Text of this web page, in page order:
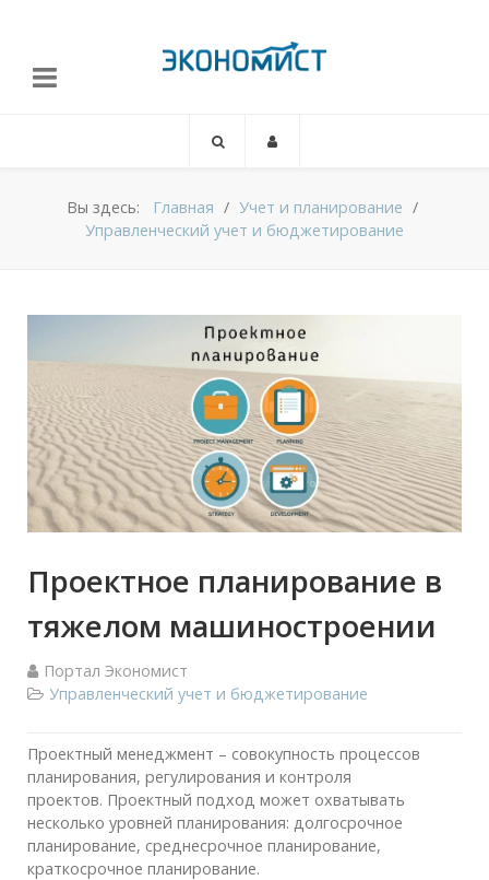
Вы здесь: Главная
Учет и планирование
Управленческий учет и бюджетирование
Проектное планирование в
тяжелом машиностроении
Портал Экономист
Управленческий учет и бюджетирование
Проектный менеджмент – совокупность процессов
планирования, регулирования и контроля
проектов. Проектный подход может охватывать
несколько уровней планирования: долгосрочное
планирование, среднесрочное планирование,
краткосрочное планирование.